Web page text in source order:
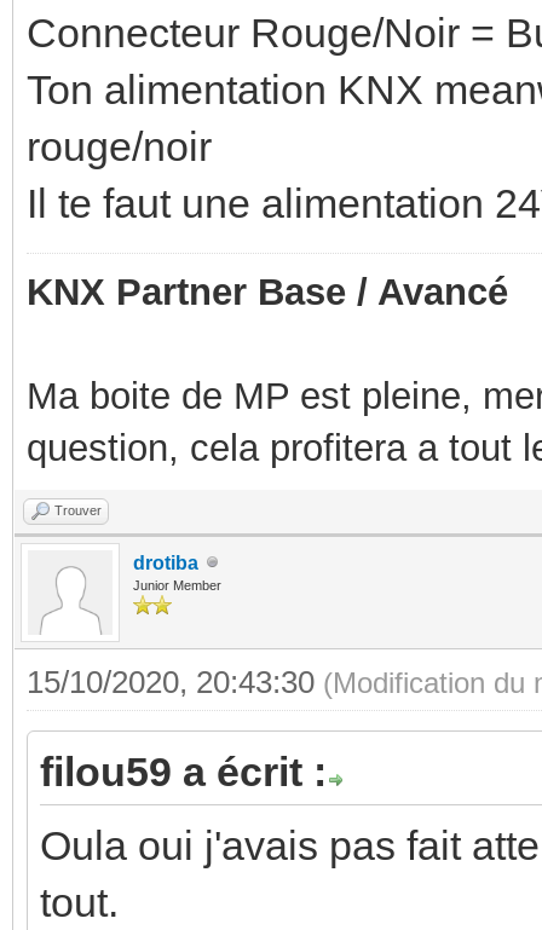
Connecteur Rouge/Noir =
Ton alimentation KNX
rouge/noir
Il te faut une alimentation
KNX Partner Base / Avancé
Ma boite de MP est pleine,
question, cela profitera a tout
Trouver
drotiba
Junior Member
15/10/2020, 20:43:30 (Modification du
filou59 a écrit :
Oula oui j'avais pas fait
tout.